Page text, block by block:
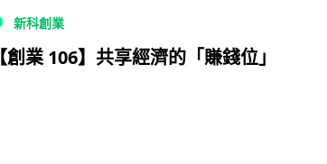
新科創業
【創業 106】共享經濟的「賺錢位」